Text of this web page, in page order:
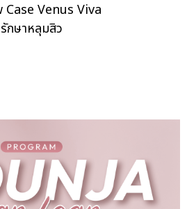
Case Venus Viva
รักษาหลุมสิว